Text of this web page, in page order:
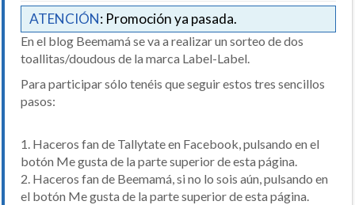
ATENCIÓN: Promoción ya pasada.
En el blog Beemamá se va a realizar un sorteo de dos
toallitas/doudous de la marca Label-Label.
Para participar sólo tenéis que seguir estos tres sencillos
pasos:
1. Haceros fan de Tallytate en Facebook, pulsando en el
botón Me gusta de la parte superior de esta página.
2. Haceros fan de Beemamá, si no lo sois aún, pulsando en
el botón Me gusta de la parte superior de esta página.